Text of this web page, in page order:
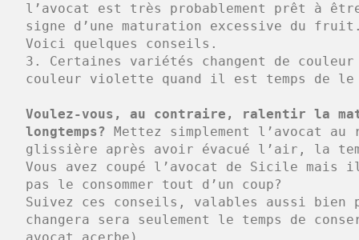
l’avocat est très probablement prêt à
signe d’une maturation excessive du
Voici quelques conseils.
3. Certaines variétés changent de
couleur violette quand il est temps de le
Voulez-vous, au contraire, ralentir la
longtemps?
Mettez simplement l’avocat
glissière après avoir évacué l’air, la
Vous avez coupé l’avocat de Sicile mais
pas le consommer tout d’un coup?
Suivez ces conseils, valables aussi bien
changera sera seulement le temps de